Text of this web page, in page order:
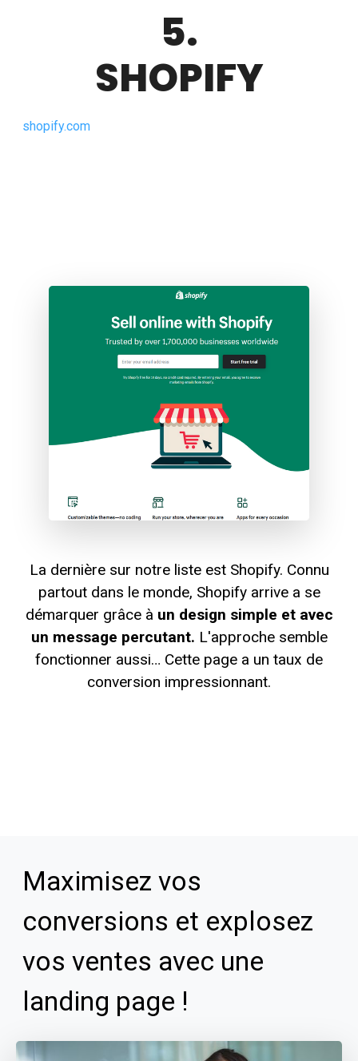
5.
SHOPIFY
shopify.com
La dernière sur notre liste est Shopify. Connu
partout dans le monde, Shopify arrive a se
démarquer grâce à un design simple et avec
un message percutant. L'approche semble
fonctionner aussi… Cette page a un taux de
conversion impressionnant.
Maximisez vos
conversions et explosez
vos ventes avec une
landing page !